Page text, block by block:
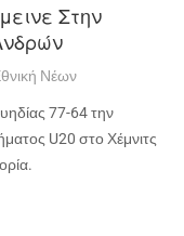
Στην
Νέων
77-64 την
U20 στο Χέμνιτς